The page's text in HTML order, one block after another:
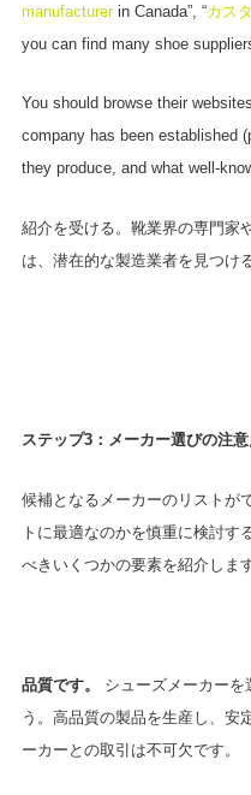
manufacturerin Canada”, “カス
you can find many shoe
You should browse their
company has been established
they produce, and what well-
紹介を受ける。靴業界の専門家
は、潜在的な製造業者を見つけ
ステップ3：メーカー選びの注
候補となるメーカーのリストが
トに最適なのかを慎重に検討す
べきいくつかの要素を紹介します
品質です。
シューズメーカーを
う。高品質の製品を生産し、安
ーカーとの取引は不可欠です。